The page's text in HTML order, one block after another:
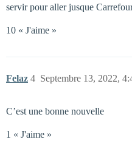
servir pour aller jusque
10 « J'aime »
Felaz Septembre 13, 2022,
4
C’est une bonne nouvelle
1 « J'aime »